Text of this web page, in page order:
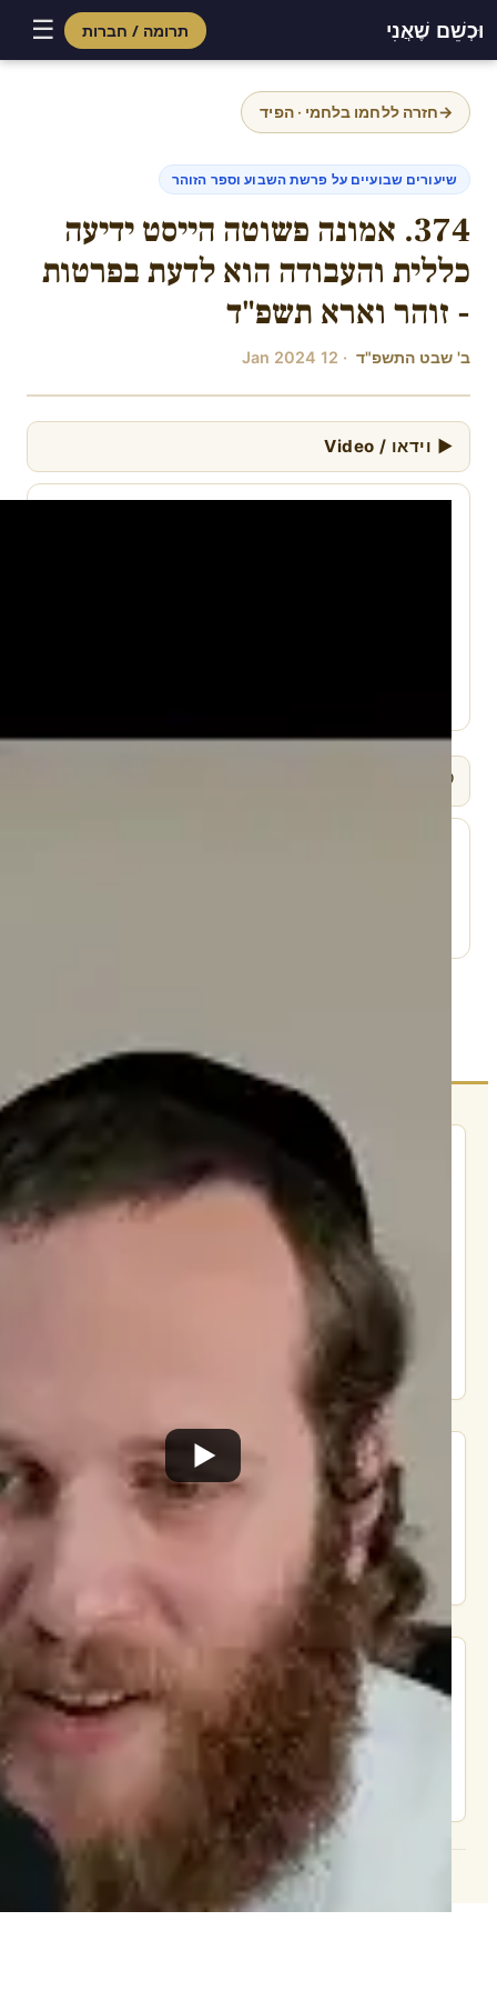
וּכְשֵׁם שֶׁאֲנִי תרומה / חברות ☰
→חזרה ללחמו בלחמי · הפיד
שיעורים שבועיים על פרשת השבוע וספר הזוהר
374. אמונה פשוטה הייסט ידיעה
כללית והעבודה הוא לדעת בפרטות
- זוהר וארא תשפ"ד
ב' שבט התשפ"ד · 12 Jan 2024
▶ וידאו / Video
🎧 שמיעה / Listen
הרשם לרשימת אימייל שבועי
תרומה
תמכו בהמשך הפצת שיעורים ותכנים
מצא אותנו בעוד מקומות
צור קשר
© 2026 וּכְשֵׁם שֶׁאֲנִי